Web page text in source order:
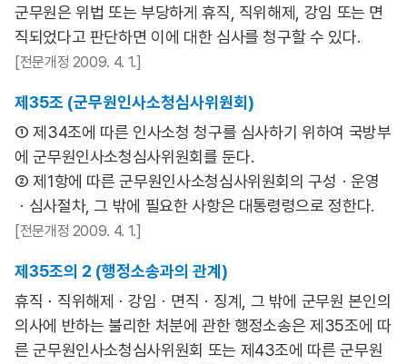
군무원은 위법 또는 부당하게 휴직, 직위해제, 강임 또는 면
직되었다고 판단하면 이에 대한 심사를 청구할 수 있다.
[전문개정 2009. 4. 1.]
제35조 (군무원인사소청심사위원회)
① 제34조에 따른 인사소청 청구를 심사하기 위하여 국방부
에 군무원인사소청심사위원회를 둔다.
② 제1항에 따른 군무원인사소청심사위원회의 구성ㆍ운영
ㆍ심사절차, 그 밖에 필요한 사항은 대통령령으로 정한다.
[전문개정 2009. 4. 1.]
제35조의 2 (행정소송과의 관계)
휴직ㆍ직위해제ㆍ강임ㆍ면직ㆍ징계, 그 밖에 군무원 본인의
의사에 반하는 불리한 처분에 관한 행정소송은 제35조에 따
른 군무원인사소청심사위원회 또는 제43조에 따른 군무원